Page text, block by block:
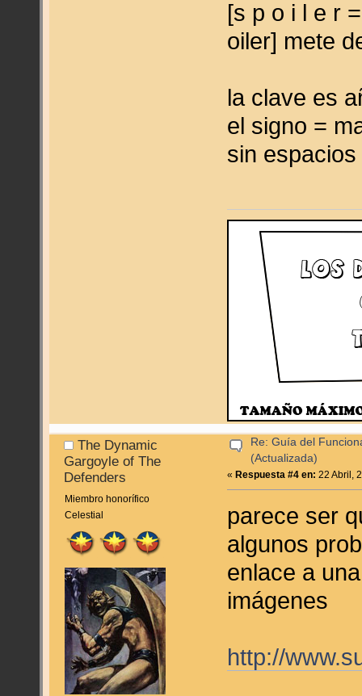
[s p o i l e r
oiler] mete
la clave es
el signo =
sin espacios
The Dynamic
Gargoyle of The
Defenders
Miembro honorífico
Celestial
Re: Guía del
(Actualizada)
« Respuesta #4 en: 22 Abril,
parece ser
algunos
enlace a
imágenes
http://